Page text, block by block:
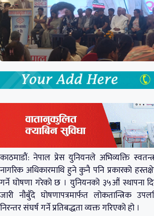
काठमाडौं: नेपाल प्रेस युनियनले अभिव्यक्ति
नागरिक अधिकारमाथि हुने कुनै पनि प्रकारको
गर्ने घोषणा गरेको छ । युनियनको ३५औं स्थापना
जारी नौबुँदे घोषणापत्रमार्फत लोकतान्त्रिक
निरन्तर संघर्ष गर्ने प्रतिबद्धता व्यक्त गरिएको हो ।